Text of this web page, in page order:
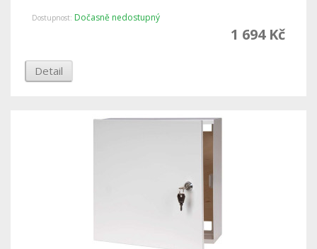
Dostupnost: Dočasně nedostupný
1 694 Kč
Detail